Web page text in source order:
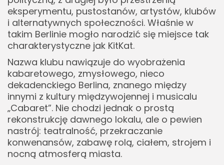
eksperymentu, pustostanów, artystów, klubów
i alternatywnych społeczności. Właśnie w
takim Berlinie mogło narodzić się miejsce tak
charakterystyczne jak KitKat.
Nazwa klubu nawiązuje do wyobrażenia
kabaretowego, zmysłowego, nieco
dekadenckiego Berlina, znanego między
innymi z kultury międzywojennej i musicalu
„Cabaret”. Nie chodzi jednak o prostą
rekonstrukcję dawnego lokalu, ale o pewien
nastrój: teatralność, przekraczanie
konwenansów, zabawę rolą, ciałem, strojem i
nocną atmosferą miasta.